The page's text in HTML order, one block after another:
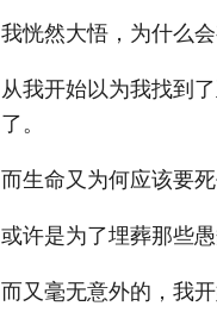
我恍然大悟，为什么会
从我开始以为我找到
了。
而生命又为何应该要
或许是为了埋葬那些愚
而又毫无意外的，我